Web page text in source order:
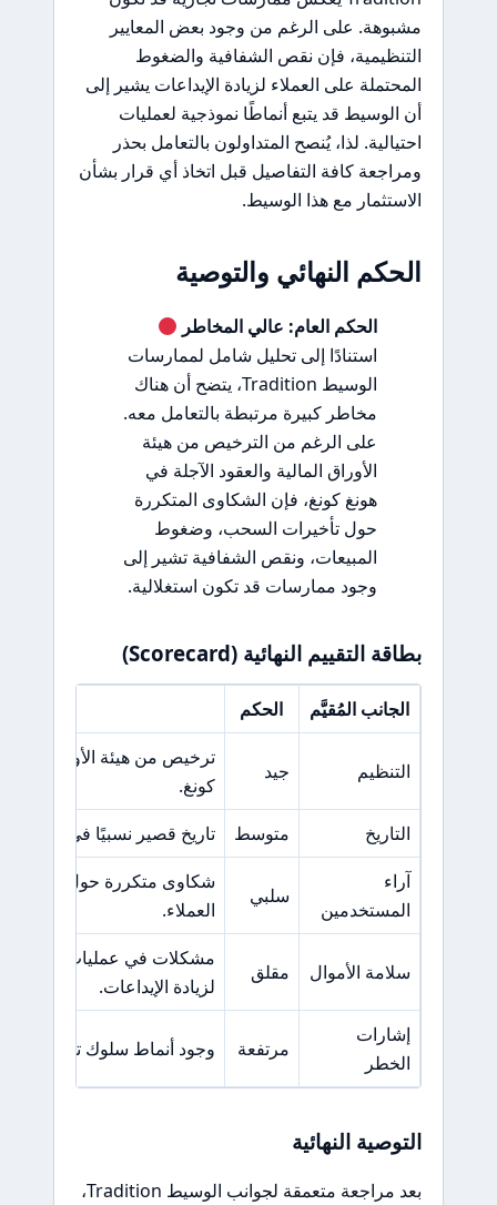
مشبوهة. على الرغم من وجود بعض المعايير
التنظيمية، فإن نقص الشفافية والضغوط
المحتملة على العملاء لزيادة الإيداعات يشير إلى
أن الوسيط قد يتبع أنماطًا نموذجية لعمليات
احتيالية. لذا، يُنصح المتداولون بالتعامل بحذر
ومراجعة كافة التفاصيل قبل اتخاذ أي قرار بشأن
الاستثمار مع هذا الوسيط.
الحكم النهائي والتوصية
الحكم العام: عالي المخاطر
استنادًا إلى تحليل شامل لممارسات
الوسيط Tradition، يتضح أن هناك
مخاطر كبيرة مرتبطة بالتعامل معه.
على الرغم من الترخيص من هيئة
الأوراق المالية والعقود الآجلة في
هونغ كونغ، فإن الشكاوى المتكررة
حول تأخيرات السحب، وضغوط
المبيعات، ونقص الشفافية تشير إلى
وجود ممارسات قد تكون استغلالية.
بطاقة التقييم النهائية (Scorecard)
الجانب المُقيَّم الحكم
التنظيم جيد
ترخيص من هيئة الأوراق
كونغ.
التاريخ
متوسط
تاريخ قصير نسبيًا في
آراء
المستخدمين
سلبي
شكاوى متكررة حول
العملاء.
سلامة الأموال مقلق
مشكلات في عمليات السحب
لزيادة الإيداعات.
إشارات
الخطر
مرتفعة وجود أنماط سلوك تشير إلى
التوصية النهائية
بعد مراجعة متعمقة لجوانب الوسيط Tradition،